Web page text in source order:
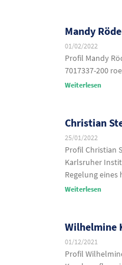
Mandy
01/02/2022
Profil Mandy
7017337-200
Weiterlesen
Christian
25/01/2022
Profil Christian
Karlsruher
Regelung
Weiterlesen
Wilhelmine
01/12/2021
Profil